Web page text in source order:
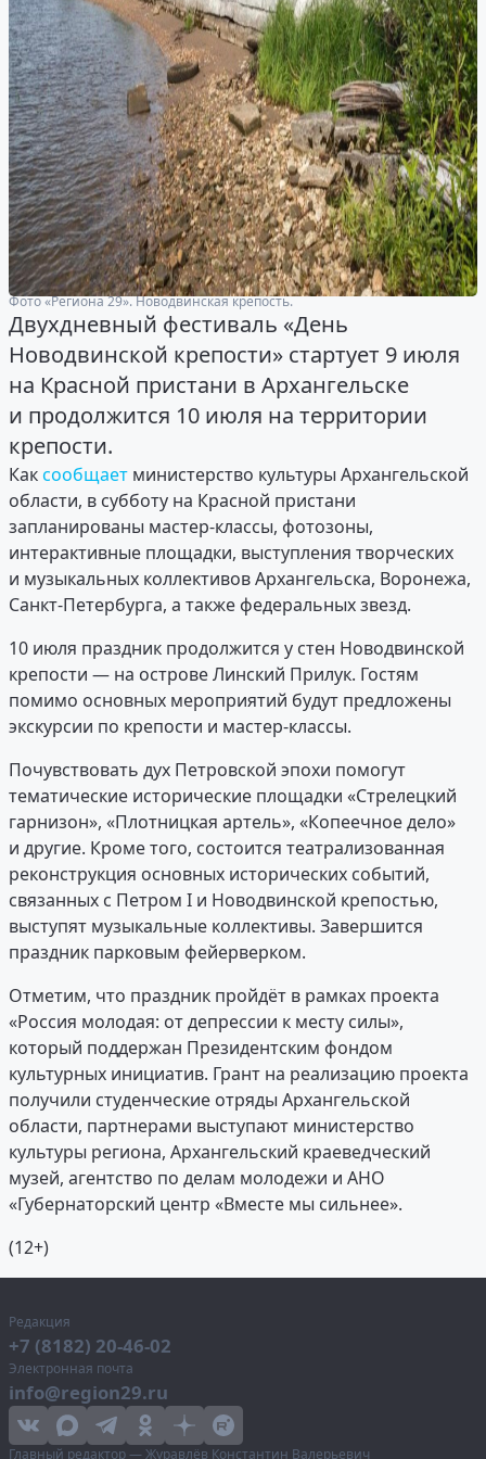
Фото «Региона 29». Новодвинская крепость.
Двухдневный фестиваль «День
Новодвинской крепости» стартует 9 июля
на Красной пристани в Архангельске
и продолжится 10 июля на территории
крепости.
Каксообщает министерство культуры Архангельской
области, в субботу на Красной пристани
запланированы мастер-классы, фотозоны,
интерактивные площадки, выступления творческих
и музыкальных коллективов Архангельска, Воронежа,
Санкт-Петербурга, а также федеральных звезд.
10 июля праздник продолжится у стен Новодвинской
крепости — на острове Линский Прилук. Гостям
помимо основных мероприятий будут предложены
экскурсии по крепости и мастер-классы.
Почувствовать дух Петровской эпохи помогут
тематические исторические площадки «Стрелецкий
гарнизон», «Плотницкая артель», «Копеечное дело»
и другие. Кроме того, состоится театрализованная
реконструкция основных исторических событий,
связанных с Петром I и Новодвинской крепостью,
выступят музыкальные коллективы. Завершится
праздник парковым фейерверком.
Отметим, что праздник пройдёт в рамках проекта
«Россия молодая: от депрессии к месту силы»,
который поддержан Президентским фондом
культурных инициатив. Грант на реализацию проекта
получили студенческие отряды Архангельской
области, партнерами выступают министерство
культуры региона, Архангельский краеведческий
музей, агентство по делам молодежи и АНО
«Губернаторский центр «Вместе мы сильнее».
(12+)
Редакция
+7 (8182) 20-46-02
Электронная почта
info@region29.ru
Главный редактор — Журавлёв Константин Валерьевич